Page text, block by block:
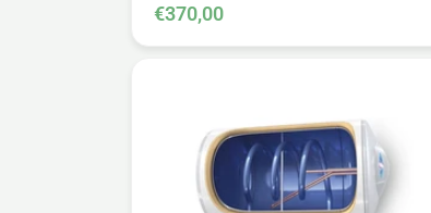
€370,00